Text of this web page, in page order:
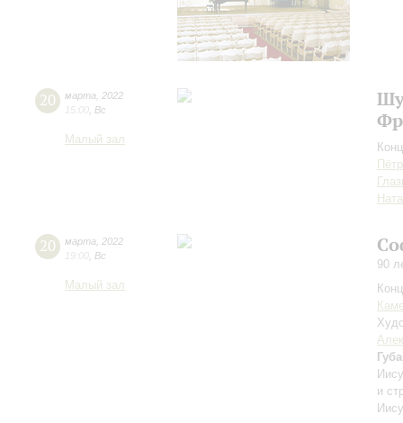
20 марта
2022
15:00 Вс
Малый зал
20 марта
2022
19:00 Вс
Малый зал
90
и